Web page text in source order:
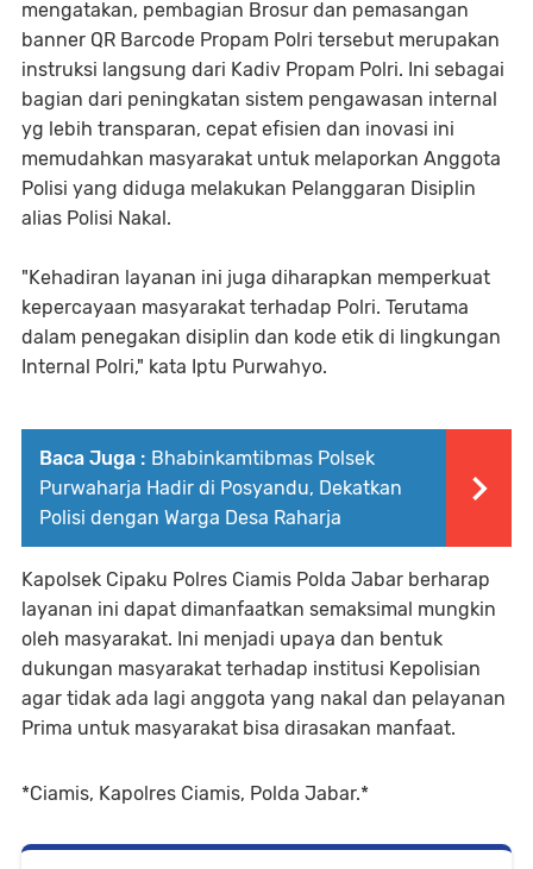
mengatakan, pembagian Brosur dan pemasangan
banner QR Barcode Propam Polri tersebut merupakan
instruksi langsung dari Kadiv Propam Polri. Ini sebagai
bagian dari peningkatan sistem pengawasan internal
yg lebih transparan, cepat efisien dan inovasi ini
memudahkan masyarakat untuk melaporkan Anggota
Polisi yang diduga melakukan Pelanggaran Disiplin
alias Polisi Nakal.
"Kehadiran layanan ini juga diharapkan memperkuat
kepercayaan masyarakat terhadap Polri. Terutama
dalam penegakan disiplin dan kode etik di lingkungan
Internal Polri," kata Iptu Purwahyo.
Baca Juga : Bhabinkamtibmas Polsek
Purwaharja Hadir di Posyandu, Dekatkan
Polisi dengan Warga Desa Raharja
Kapolsek Cipaku Polres Ciamis Polda Jabar berharap
layanan ini dapat dimanfaatkan semaksimal mungkin
oleh masyarakat. Ini menjadi upaya dan bentuk
dukungan masyarakat terhadap institusi Kepolisian
agar tidak ada lagi anggota yang nakal dan pelayanan
Prima untuk masyarakat bisa dirasakan manfaat.
*Ciamis, Kapolres Ciamis, Polda Jabar.*